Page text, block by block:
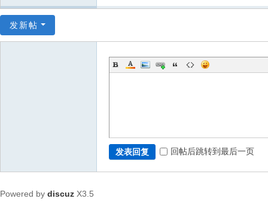
发新帖
发表回复 回帖后跳转到最后一页
Powered by discuz X3.5